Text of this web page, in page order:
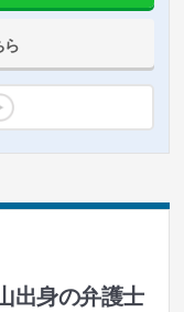
ら
出身の弁護士